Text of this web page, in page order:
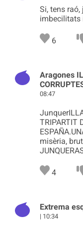
Si, tens
imbecilitats
6
Aragones
08:47
TRIPARTIT
misèria,
4
Extrema
| 10:34